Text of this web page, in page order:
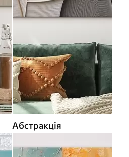
Абстракція